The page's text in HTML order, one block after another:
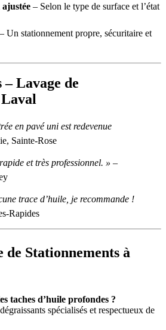
– Selon le type de surface et l’état
– Un stationnement propre, sécuritaire et
– Lavage de
Laval
en pavé uni est redevenue
Sainte-Rose
et très professionnel. » –
trace d’huile, je recommande !
Rapides
de Stationnements à
taches d’huile profondes ?
spécialisés et respectueux de